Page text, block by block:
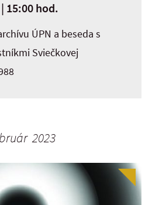
15:00 hod.
ÚPN a beseda s
Sviečkovej
2023